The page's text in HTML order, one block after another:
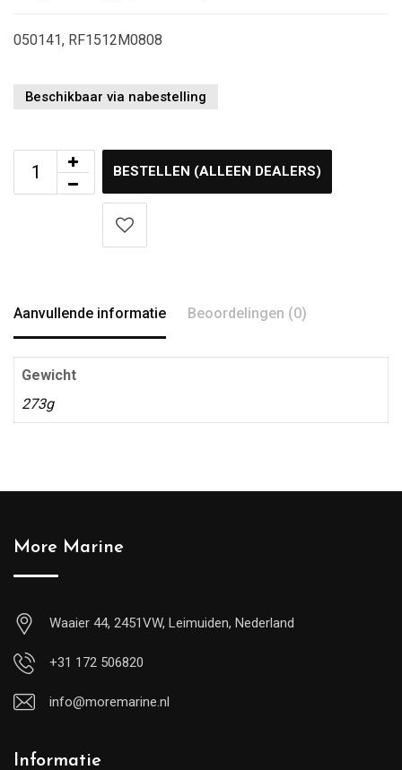
050141, RF1512M0808
Beschikbaar via nabestelling
BESTELLEN (ALLEEN DEALERS)
Aanvullende informatie Beoordelingen (0)
Gewicht
273g
More Marine
Waaier 44, 2451VW, Leimuiden, Nederland
+31 172 506820
info@moremarine.nl
Informatie